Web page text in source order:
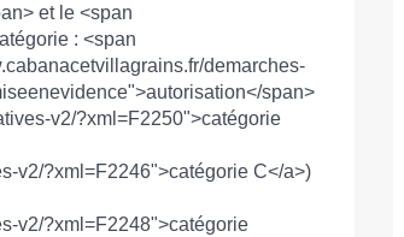
et le <span
: <span
demarches-
span>
v2/?xml=F2250">catégorie
v2/?xml=F2246">catégorie C</a>)
v2/?xml=F2248">catégorie